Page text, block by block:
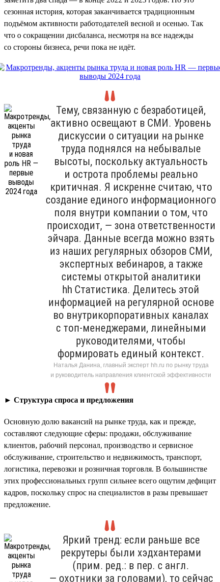
сезонная история, которая заканчивается традиционным
подъёмом активности работодателей весной и осенью. Так
что о сокращении дисбаланса, несмотря на все надежды
со стороны бизнеса, речи пока не идёт.
Тему, связанную с безработицей,
активно освещают в СМИ. Уровень
дискуссии о ситуации на рынке
труда поднялся на небывалые
высоты, поскольку актуальность
и острота проблемы реально
критичная. Я искренне считаю, что
создание единого информационного
поля внутри компании о том, что
происходит, — зона ответственности
эйчара. Данные всегда можно взять
из наших регулярных обзоров СМИ,
экспертных вебинаров, а также
системы открытой аналитики
hh Статистика. Делитесь этой
информацией на регулярной основе
во внутрикорпоративных каналах
с топ-менеджерами, линейными
руководителями, чтобы
формировать единый контекст.
Наталья Данина, главный эксперт hh.ru по рынку труда
и руководитель направления клиентской эффективности
► Структура спроса и предложения
Основную долю вакансий на рынке труда, как и прежде,
составляют следующие сферы: продажи, обслуживание
клиентов, рабочий персонал, производство и сервисное
обслуживание, строительство и недвижимость, транспорт,
логистика, перевозки и розничная торговля. В большинстве
этих профессиональных групп сильнее всего ощутим дефицит
кадров, поскольку спрос на специалистов в разы превышает
предложение.
Яркий тренд: если раньше все
рекрутеры были хэдхантерами
(прим. ред.: в пер. с англ.
— охотники за головами), то сейчас